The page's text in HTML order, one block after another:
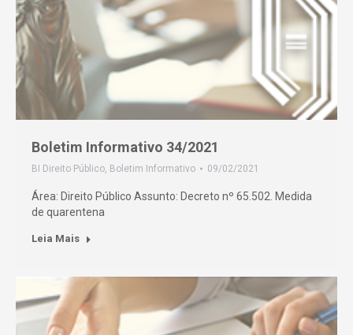
Boletim Informativo 34/2021
BI Direito Público, Boletim Informativo 09/02/2021
Área: Direito Público Assunto: Decreto nº 65.502. Medida
de quarentena
Leia Mais